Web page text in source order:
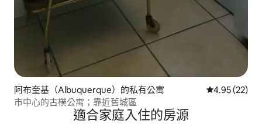
阿布奎基（Albuquerque）的私有公寓 從 22 則評價
4.95 (22)
市中心的古樸公寓；靠近舊城區
適合家庭入住的房源